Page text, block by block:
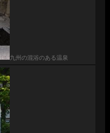
九州の混浴のある温泉